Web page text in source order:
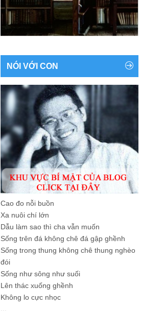
NÓI VỚI CON
Cao đo nỗi buồn
Xa nuôi chí lớn
Dẫu làm sao thì cha vẫn muốn
Sống trên đá không chê đá gập ghềnh
Sống trong thung không chê thung nghèo
đói
Sống như sông như suối
Lên thác xuống ghềnh
Không lo cực nhọc